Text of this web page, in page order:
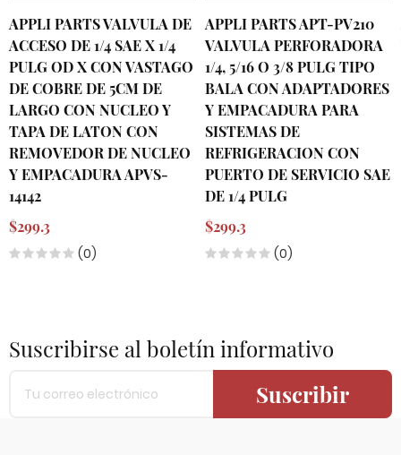
APPLI PARTS VALVULA DE
ACCESO DE 1/4 SAE X 1/4
PULG OD X CON VASTAGO
DE COBRE DE 5CM DE
LARGO CON NUCLEO Y
TAPA DE LATON CON
REMOVEDOR DE NUCLEO
Y EMPACADURA APVS-
14142
$299.3
(0)
APPLI PARTS APT-PV210
VALVULA PERFORADORA
1/4, 5/16 O 3/8 PULG TIPO
BALA CON ADAPTADORES
Y EMPACADURA PARA
SISTEMAS DE
REFRIGERACION CON
PUERTO DE SERVICIO SAE
DE 1/4 PULG
$299.3
(0)
Suscribirse al boletín informativo
Suscribir